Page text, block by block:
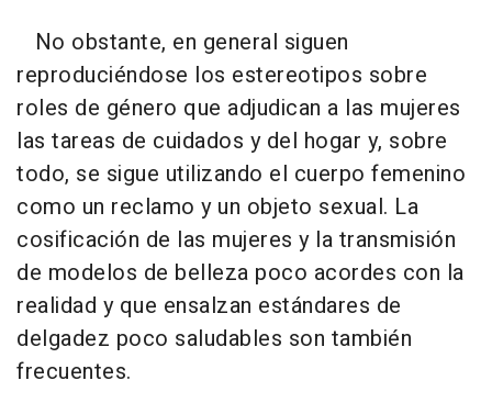
No obstante, en general siguen
reproduciéndose los estereotipos sobre
roles de género que adjudican a las mujeres
las tareas de cuidados y del hogar y, sobre
todo, se sigue utilizando el cuerpo femenino
como un reclamo y un objeto sexual. La
cosificación de las mujeres y la transmisión
de modelos de belleza poco acordes con la
realidad y que ensalzan estándares de
delgadez poco saludables son también
frecuentes.